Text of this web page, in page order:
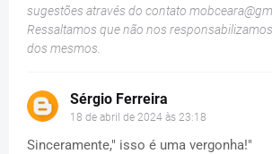
sugestões através do contato
Ressaltamos que não nos
dos mesmos.
Sérgio Ferreira
18 de abril de 2024 às 23:18
Sinceramente," isso é uma vergonha!"